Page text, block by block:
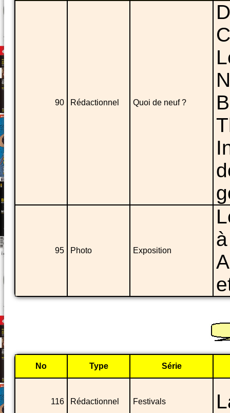
90 Rédactionnel Quoi de neuf ?
95 Photo Exposition
No Type Série
116 Rédactionnel Festivals